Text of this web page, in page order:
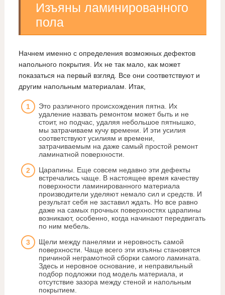
Изъяны ламинированного
пола
Начнем именно с определения возможных дефектов
напольного покрытия. Их не так мало, как может
показаться на первый взгляд. Все они соответствуют и
другим напольным материалам. Итак,
Это различного происхождения пятна. Их
удаление назвать ремонтом может быть и не
стоит, но подчас, удаляя небольшое пятнышко,
мы затрачиваем кучу времени. И эти усилия
соответствуют усилиям и времени,
затрачиваемым на даже самый простой ремонт
ламинатной поверхности.
Царапины. Еще совсем недавно эти дефекты
встречались чаще. В настоящее время качеству
поверхности ламинированного материала
производители уделяют немало сил и средств. И
результат себя не заставил ждать. Но все равно
даже на самых прочных поверхностях царапины
возникают, особенно, когда начинают передвигать
по ним мебель.
Щели между панелями и неровность самой
поверхности. Чаще всего эти изъяны становятся
причиной неграмотной сборки самого ламината.
Здесь и неровное основание, и неправильный
подбор подложки под модель материала, и
отсутствие зазора между стеной и напольным
покрытием.